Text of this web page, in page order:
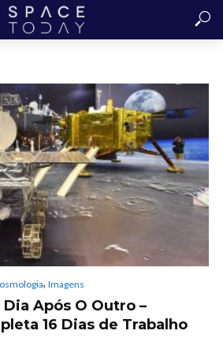
, Imagens
Após O Outro –
16 Dias de Trabalho